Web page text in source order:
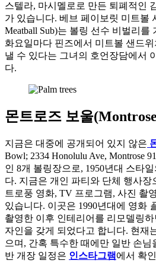
스텔라, 마시멜로로 만든 퇴폐적인
가 있습니다. 베브 페이보릿 미트볼
Meatball Sub)는 볼링 선수 비벌리를
화요일마다 핀즈에서 미트볼 샌드
낼 수 있다는 그녀의 호언장담에서
다.
몬트로즈 보울
지금은 대중에 공개되어 있지 않은
Bowl; 2334 Honolulu Ave, Montrose
인 8개 볼링장으로, 1950년대 스타
다. 지금은 개인 파티와 단체 행사장
트로풍 영화, TV 프로그램, 사진 촬
있습니다. 이곳은 1990년대에 영화
촬영한 이후 인테리어를 리모델링
자인을 갖게 되었다고 합니다. 현재
으며, 간혹 특수한 때에만 일반 손님
반 개장 일정은 인스타그램에서 확